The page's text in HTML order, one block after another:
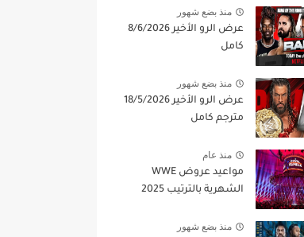
منذ بضع شهور
عرض الرو الأخير 8/6/2026
كامل
منذ بضع شهور
عرض الرو الأخير 18/5/2026
مترجم كامل
منذ عام
مواعيد عروض WWE
الشهرية بالترتيب 2025
منذ بضع شهور